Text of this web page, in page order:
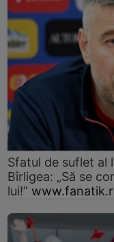
Sfatul de suflet al
Bîrligea: „Să se
lui!”